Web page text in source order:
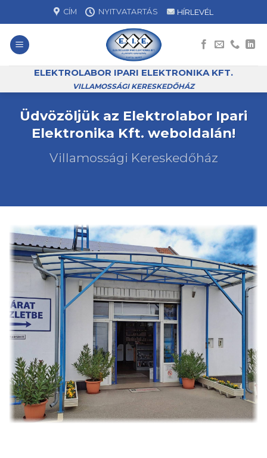
to
content
CÍM NYITVATARTÁS HÍRLEVÉL
ELEKTROLABOR IPARI ELEKTRONIKA KFT.
VILLAMOSSÁGI KERESKEDŐHÁZ
Üdvözöljük az Elektrolabor Ipari
Elektronika Kft. weboldalán!
Villamossági Kereskedőház